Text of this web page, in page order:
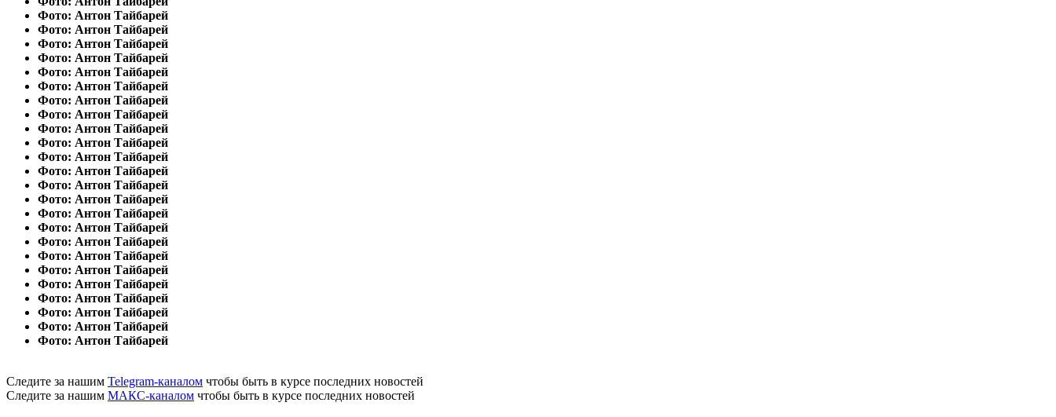
Фото: Антон Тайбарей
Фото: Антон Тайбарей
Фото: Антон Тайбарей
Фото: Антон Тайбарей
Фото: Антон Тайбарей
Фото: Антон Тайбарей
Фото: Антон Тайбарей
Фото: Антон Тайбарей
Фото: Антон Тайбарей
Фото: Антон Тайбарей
Фото: Антон Тайбарей
Фото: Антон Тайбарей
Фото: Антон Тайбарей
Фото: Антон Тайбарей
Фото: Антон Тайбарей
Фото: Антон Тайбарей
Фото: Антон Тайбарей
Фото: Антон Тайбарей
Фото: Антон Тайбарей
Фото: Антон Тайбарей
Фото: Антон Тайбарей
Фото: Антон Тайбарей
Фото: Антон Тайбарей
Фото: Антон Тайбарей
Следите за нашим Telegram-каналом чтобы быть в курсе последних новостей
Следите за нашим МАКС-каналом чтобы быть в курсе последних новостей